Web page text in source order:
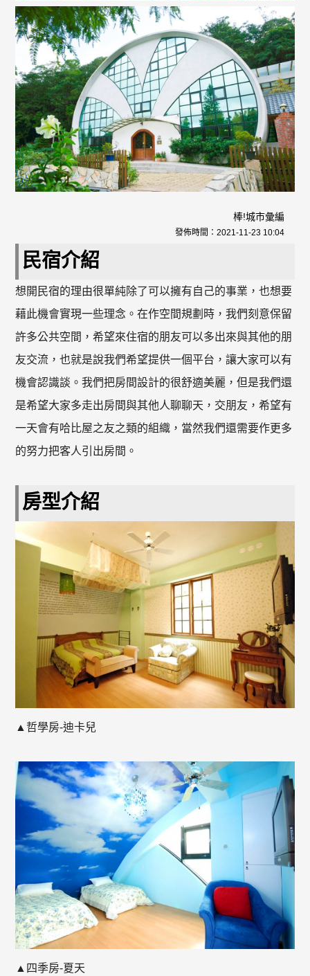
棒!城市彙編
發佈時間： 2021-11-23 10:04
民宿介紹
想開民宿的理由很單純除了可以擁有自己的事業，也想要
藉此機會實現一些理念。在作空間規劃時，我們刻意保留
許多公共空間，希望來住宿的朋友可以多出來與其他的朋
友交流，也就是說我們希望提供一個平台，讓大家可以有
機會認識談。我們把房間設計的很舒適美麗，但是我們還
是希望大家多走出房間與其他人聊聊天，交朋友，希望有
一天會有哈比屋之友之類的組織，當然我們還需要作更多
的努力把客人引出房間。
房型介紹
▲哲學房-迪卡兒
▲四季房-夏天